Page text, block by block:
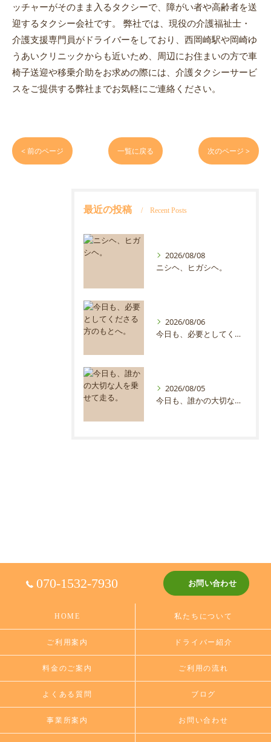
ッチャーがそのまま入るタクシーで、障がい者や高齢者を送
迎するタクシー会社です。 弊社では、現役の介護福祉士・
介護支援専門員がドライバーをしており、西岡崎駅や岡崎ゆ
うあいクリニックからも近いため、周辺にお住まいの方で車
椅子送迎や移乗介助をお求めの際には、介護タクシーサービ
スをご提供する弊社までお気軽にご連絡ください。
< 前のページ 一覧に戻る 次のページ >
最近の投稿 Recent Posts
2026/08/08
ニシヘ、ヒガシヘ。
2026/08/06
今日も、必要としてくださる方のもとへ。
2026/08/05
今日も、誰かの大切な人を乗せて走る。
070-1532-7930 お問い合わせ
HOME 私たちについて
ご利用案内 ドライバー紹介
料金のご案内 ご利用の流れ
よくある質問 ブログ
事業所案内 お問い合わせ